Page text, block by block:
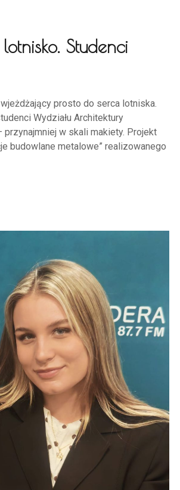
Studenci
prosto do serca lotniska.
Wydziału Architektury
w skali makiety. Projekt
budowlane metalowe” realizowanego